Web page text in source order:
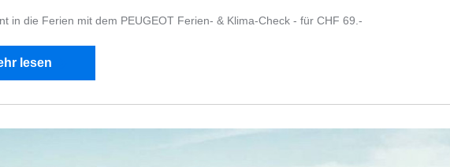
in die Ferien mit dem PEUGEOT Ferien- & Klima-Check - für CHF 69.-
lesen